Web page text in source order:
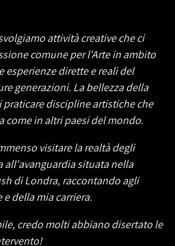
attività creative che ci
comune per l'Arte in ambito
esperienze dirette e reali del
generazioni. La bellezza della
discipline artistiche che
come in altri paesi del mondo.
visitare la realtà degli
all'avanguardia situata nella
di Londra, raccontando agli
della mia carriera.
credo molti abbiano disertato le